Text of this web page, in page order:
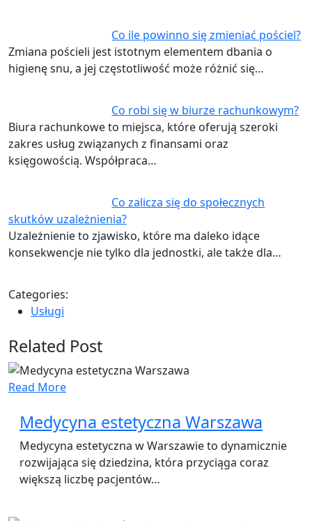
Co ile powinno się zmieniać pościel?
Zmiana pościeli jest istotnym elementem dbania o
higienę snu, a jej częstotliwość może różnić się…
Co robi się w biurze rachunkowym?
Biura rachunkowe to miejsca, które oferują szeroki
zakres usług związanych z finansami oraz
księgowością. Współpraca…
Co zalicza się do społecznych
skutków uzależnienia?
Uzależnienie to zjawisko, które ma daleko idące
konsekwencje nie tylko dla jednostki, ale także dla…
Categories:
Usługi
Related Post
Read More
Medycyna estetyczna Warszawa
Medycyna estetyczna w Warszawie to dynamicznie
rozwijająca się dziedzina, która przyciąga coraz
większą liczbę pacjentów…